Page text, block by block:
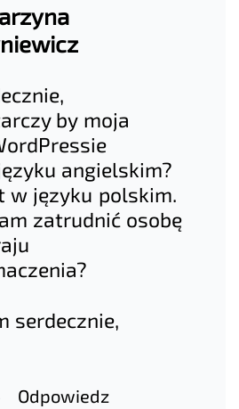
by moja
angielskim?
w języku polskim.
zatrudnić osobę
serdecznie,
Odpowiedz